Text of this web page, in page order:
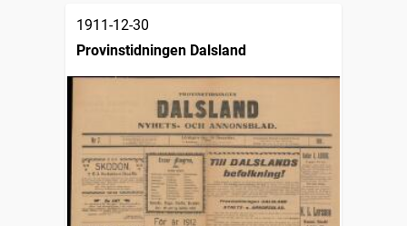
1911-12-30
Provinstidningen Dalsland